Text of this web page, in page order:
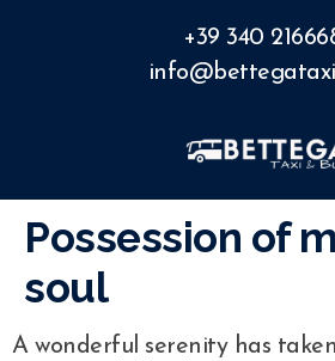
+39 340
Possession of
soul
A wonderful serenity has